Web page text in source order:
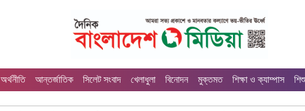
অর্থনীতি আন্তর্জাতিক সিলেট সংবাদ খেলাধুলা বিনোদন মুক্তমত শিক্ষা ও ক্যাম্পাস